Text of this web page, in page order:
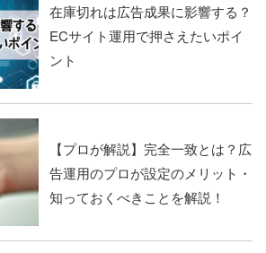
在庫切れは広告成果に影響する？
ECサイト運用で押さえたいポイ
ント
【プロが解説】完全一致とは？広
告運用のプロが設定のメリット・
知っておくべきことを解説！